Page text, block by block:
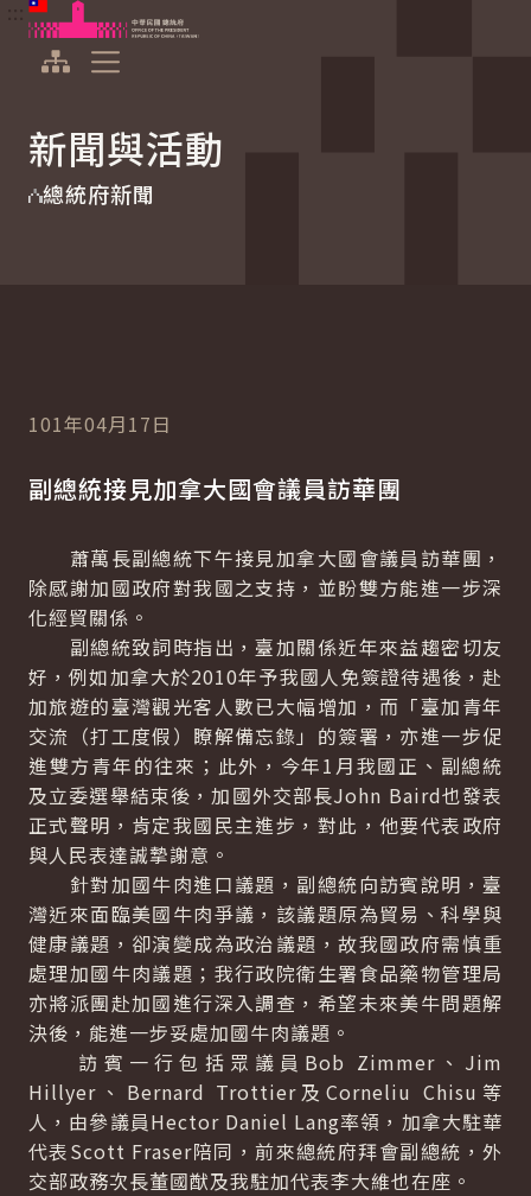
跳到主要內容
中華民國總統府
新聞與活動
總統府新聞
101年04月17日
副總統接見加拿大國會議員訪華團
蕭萬長副總統下午接見加拿大國會議員訪華團，
除感謝加國政府對我國之支持，並盼雙方能進一步深
化經貿關係。
副總統致詞時指出，臺加關係近年來益趨密切友
好，例如加拿大於2010年予我國人免簽證待遇後，赴
加旅遊的臺灣觀光客人數已大幅增加，而「臺加青年
交流（打工度假）瞭解備忘錄」的簽署，亦進一步促
進雙方青年的往來；此外，今年1月我國正、副總統
及立委選舉結束後，加國外交部長John Baird也發表
正式聲明，肯定我國民主進步，對此，他要代表政府
與人民表達誠摯謝意。
針對加國牛肉進口議題，副總統向訪賓說明，臺
灣近來面臨美國牛肉爭議，該議題原為貿易、科學與
健康議題，卻演變成為政治議題，故我國政府需慎重
處理加國牛肉議題；我行政院衛生署食品藥物管理局
亦將派團赴加國進行深入調查，希望未來美牛問題解
決後，能進一步妥處加國牛肉議題。
訪賓一行包括眾議員Bob Zimmer、Jim
Hillyer、Bernard Trottier及Corneliu Chisu等
人，由參議員Hector Daniel Lang率領，加拿大駐華
代表Scott Fraser陪同，前來總統府拜會副總統，外
交部政務次長董國猷及我駐加代表李大維也在座。